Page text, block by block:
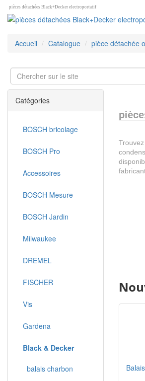
pièces détachées Black+Decker electroportatif
Accueil
Catalogue pièce détachée
Catégories
BOSCH bricolage
BOSCH Pro
Accessoires
BOSCH Mesure
BOSCH Jardin
Milwaukee
DREMEL
FISCHER
Vis
Gardena
Black & Decker
balais charbon